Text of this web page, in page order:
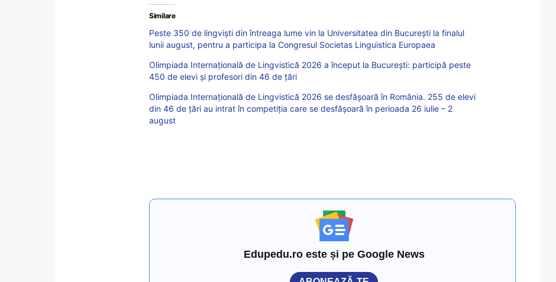
Similare
Peste 350 de lingviști din întreaga lume vin la Universitatea din București la finalul
lunii august, pentru a participa la Congresul Societas Linguistica Europaea
Olimpiada Internațională de Lingvistică 2026 a început la București: participă peste
450 de elevi și profesori din 46 de țări
Olimpiada Internațională de Lingvistică 2026 se desfășoară în România. 255 de elevi
din 46 de țări au intrat în competiția care se desfășoară în perioada 26 iulie – 2
august
Edupedu.ro este și pe Google News